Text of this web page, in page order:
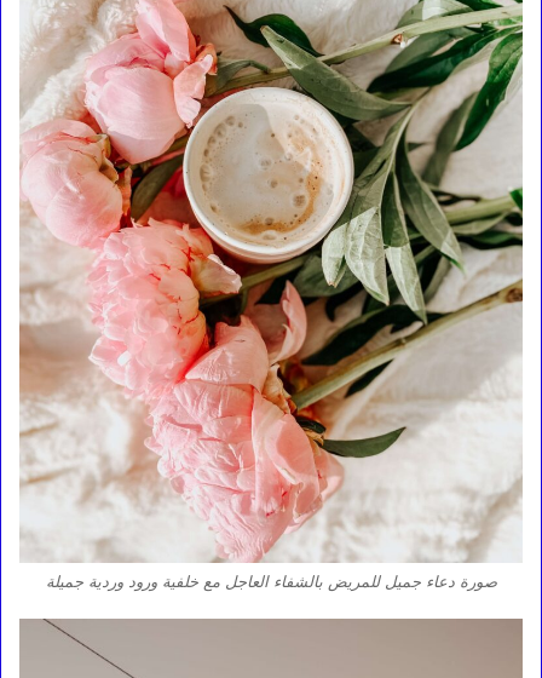
صورة دعاء جميل للمريض بالشفاء العاجل مع خلفية ورود وردية جميلة